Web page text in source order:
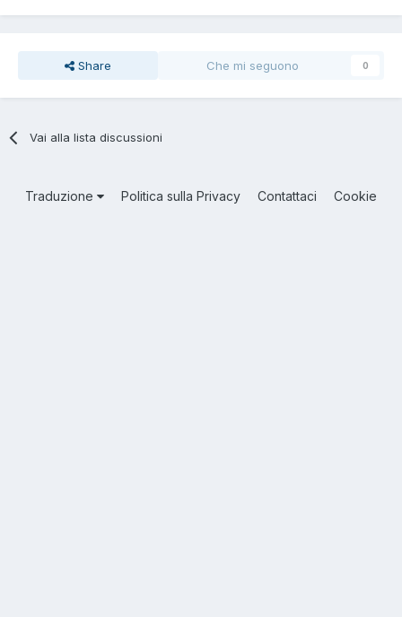
Share Che mi seguono 0
Vai alla lista discussioni
Traduzione Politica sulla Privacy Contattaci Cookie